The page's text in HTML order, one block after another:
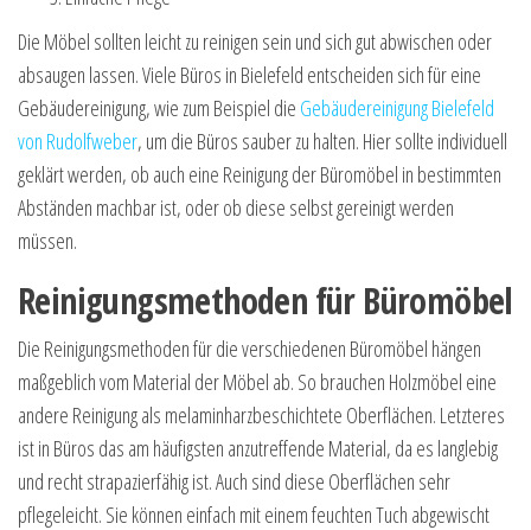
Die Möbel sollten leicht zu reinigen sein und sich gut abwischen oder
absaugen lassen. Viele Büros in Bielefeld entscheiden sich für eine
Gebäudereinigung, wie zum Beispiel die Gebäudereinigung Bielefeld
von Rudolfweber, um die Büros sauber zu halten. Hier sollte individuell
geklärt werden, ob auch eine Reinigung der Büromöbel in bestimmten
Abständen machbar ist, oder ob diese selbst gereinigt werden
müssen.
Reinigungsmethoden für Büromöbel
Die Reinigungsmethoden für die verschiedenen Büromöbel hängen
maßgeblich vom Material der Möbel ab. So brauchen Holzmöbel eine
andere Reinigung als melaminharzbeschichtete Oberflächen. Letzteres
ist in Büros das am häufigsten anzutreffende Material, da es langlebig
und recht strapazierfähig ist. Auch sind diese Oberflächen sehr
pflegeleicht. Sie können einfach mit einem feuchten Tuch abgewischt